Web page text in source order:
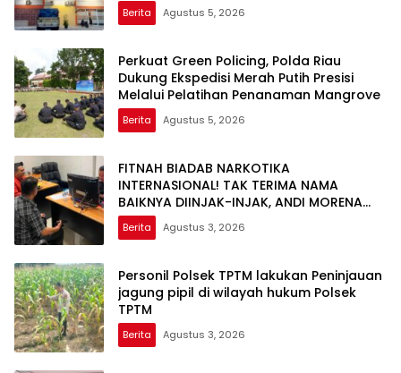
Aktivitas Z Homestay di Jalan Tanjung
Datuk
Berita Agustus 5, 2026
Perkuat Green Policing, Polda Riau
Dukung Ekspedisi Merah Putih Presisi
Melalui Pelatihan Penanaman Mangrove
Berita Agustus 5, 2026
FITNAH BIADAB NARKOTIKA
INTERNASIONAL! TAK TERIMA NAMA
BAIKNYA DIINJAK-INJAK, ANDI MORENA
DECLARE WAR: SIAP Bantai DAN SERET
AKUN PEMBUNUH KARAKTER KE PENJARA
Berita Agustus 3, 2026
Personil Polsek TPTM lakukan Peninjauan
jagung pipil di wilayah hukum Polsek
TPTM
Berita Agustus 3, 2026